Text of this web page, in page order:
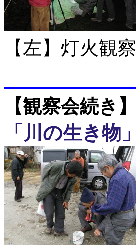
【左】灯火
【観察会続き】
「川の生き物」